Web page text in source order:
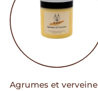
Agrumes et verveine